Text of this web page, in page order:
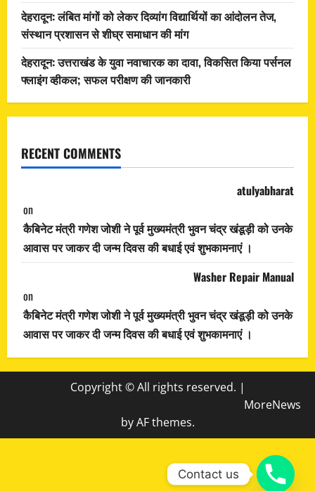
देहरादून: लंबित मांगों को लेकर दिव्यांग विद्यार्थियों का आंदोलन तेज,
संस्थान प्रशासन से शीघ्र समाधान की मांग
देहरादून: उत्तराखंड के युवा नवाचारक का दावा, विकसित किया पर्सनल
फ्लाइंग व्हीकल; सफल परीक्षण की जानकारी
RECENT COMMENTS
atulyabharat
on
कैबिनेट मंत्री गणेश जोशी ने पूर्व मुख्यमंत्री भुवन चंद्र खंडूड़ी को उनके
आवास पर जाकर दी जन्म दिवस की बधाई एवं शुभकामनाएं ।
Washer Repair Manual
on
कैबिनेट मंत्री गणेश जोशी ने पूर्व मुख्यमंत्री भुवन चंद्र खंडूड़ी को उनके
आवास पर जाकर दी जन्म दिवस की बधाई एवं शुभकामनाएं ।
Copyright © All rights reserved. |
MoreNews
by AF themes.
Contact us